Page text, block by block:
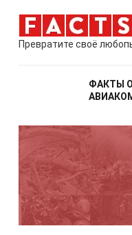
Превратите своё
ФАКТЫ О